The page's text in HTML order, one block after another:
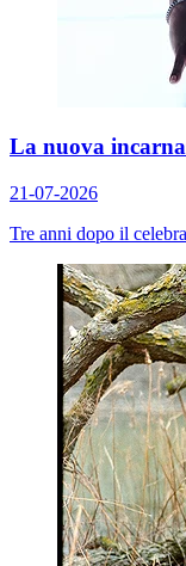
La nuova
21-07-2026
Tre anni dopo il